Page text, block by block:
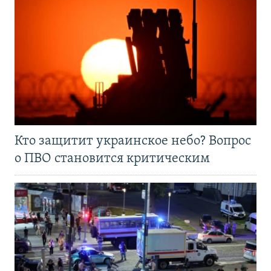
Кто защитит украинское небо? Вопрос
о ПВО становится критическим